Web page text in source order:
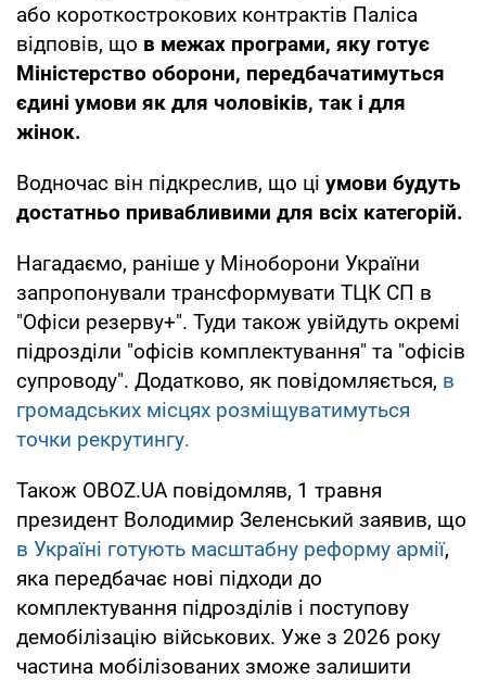
або короткострокових контрактів Паліса
відповів, що в межах програми, яку готує
Міністерство оборони, передбачатимуться
єдині умови як для чоловіків, так і для
жінок.
Водночас він підкреслив, що ці умови будуть
достатньо привабливими для всіх категорій.
Нагадаємо, раніше у Міноборони України
запропонували трансформувати ТЦК СП в
"Офіси резерву+". Туди також увійдуть окремі
підрозділи "офісів комплектування" та "офісів
супроводу". Додатково, як повідомляється, в
громадських місцях розміщуватимуться
точки рекрутингу.
Також OBOZ.UA повідомляв, 1 травня
президент Володимир Зеленський заявив, що
в Україні готують масштабну реформу армії,
яка передбачає нові підходи до
комплектування підрозділів і поступову
демобілізацію військових. Уже з 2026 року
частина мобілізованих зможе залишити